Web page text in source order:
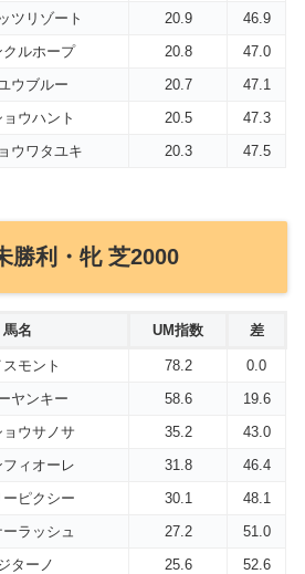
ツリゾート 20.9
46.9
クルホープ 20.8
47.0
ウブルー 20.7
47.1
ョウハント 20.5
47.3
ウワタユキ 20.3 47.5
勝利・牝 芝2000
馬名 UM指数 差
スモント 78.2
0.0
ヤンキー 58.6
19.6
ョウサノサ 35.2
43.0
フィオーレ 31.8
46.4
ーピクシー 30.1
48.1
ラッシュ 27.2
51.0
ターノ 25.6
52.6